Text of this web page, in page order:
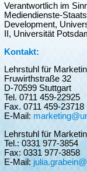
Verantwortlich im
Mediendienste-
Development,
II, Universität
Kontakt:
Lehrstuhl für
Fruwirthstraße 32
D-70599 Stuttgart
Tel. 0711 459-22925
Fax. 0711 459-23718
E-Mail:
Lehrstuhl für
Tel.: 0331 977-3854
Fax: 0331 977-3858
E-Mail: